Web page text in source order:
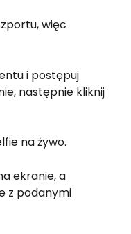
więc
i postępuj
następnie kliknij
na żywo.
ekranie, a
z podanymi